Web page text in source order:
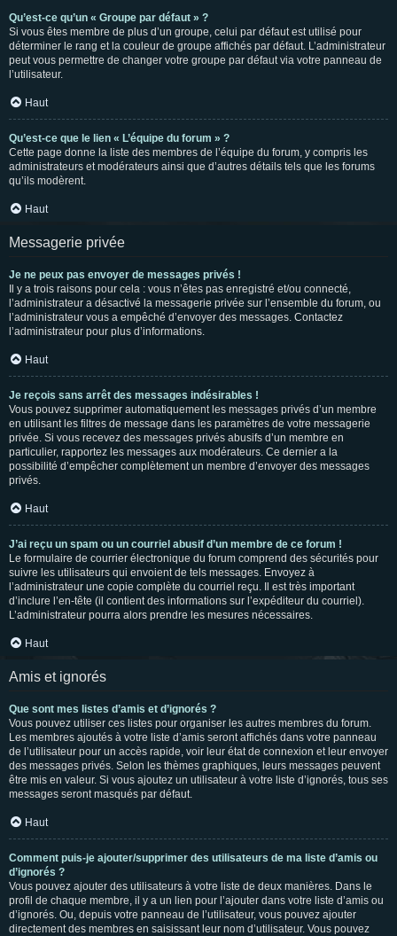
Qu’est-ce qu’un « Groupe par défaut » ?
Si vous êtes membre de plus d’un groupe, celui par défaut est utilisé pour
déterminer le rang et la couleur de groupe affichés par défaut. L’administrateur
peut vous permettre de changer votre groupe par défaut via votre panneau de
l’utilisateur.
Haut
Qu’est-ce que le lien « L’équipe du forum » ?
Cette page donne la liste des membres de l’équipe du forum, y compris les
administrateurs et modérateurs ainsi que d’autres détails tels que les forums
qu’ils modèrent.
Haut
Messagerie privée
Je ne peux pas envoyer de messages privés !
Il y a trois raisons pour cela : vous n’êtes pas enregistré et/ou connecté,
l’administrateur a désactivé la messagerie privée sur l’ensemble du forum, ou
l’administrateur vous a empêché d’envoyer des messages. Contactez
l’administrateur pour plus d’informations.
Haut
Je reçois sans arrêt des messages indésirables !
Vous pouvez supprimer automatiquement les messages privés d’un membre
en utilisant les filtres de message dans les paramètres de votre messagerie
privée. Si vous recevez des messages privés abusifs d’un membre en
particulier, rapportez les messages aux modérateurs. Ce dernier a la
possibilité d’empêcher complètement un membre d’envoyer des messages
privés.
Haut
J’ai reçu un spam ou un courriel abusif d’un membre de ce forum !
Le formulaire de courrier électronique du forum comprend des sécurités pour
suivre les utilisateurs qui envoient de tels messages. Envoyez à
l’administrateur une copie complète du courriel reçu. Il est très important
d’inclure l’en-tête (il contient des informations sur l’expéditeur du courriel).
L’administrateur pourra alors prendre les mesures nécessaires.
Haut
Amis et ignorés
Que sont mes listes d’amis et d’ignorés ?
Vous pouvez utiliser ces listes pour organiser les autres membres du forum.
Les membres ajoutés à votre liste d’amis seront affichés dans votre panneau
de l’utilisateur pour un accès rapide, voir leur état de connexion et leur envoyer
des messages privés. Selon les thèmes graphiques, leurs messages peuvent
être mis en valeur. Si vous ajoutez un utilisateur à votre liste d’ignorés, tous ses
messages seront masqués par défaut.
Haut
Comment puis-je ajouter/supprimer des utilisateurs de ma liste d’amis ou
d’ignorés ?
Vous pouvez ajouter des utilisateurs à votre liste de deux manières. Dans le
profil de chaque membre, il y a un lien pour l’ajouter dans votre liste d’amis ou
d’ignorés. Ou, depuis votre panneau de l’utilisateur, vous pouvez ajouter
directement des membres en saisissant leur nom d’utilisateur. Vous pouvez